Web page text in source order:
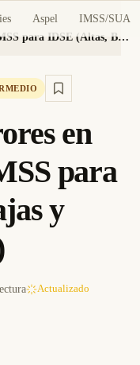
Aspel IMSS/SUA
Aspel NOI: Errores en Movimientos IMSS para IDSE (Altas, Bajas y Modificaciones)
en
para
y
Actualizado